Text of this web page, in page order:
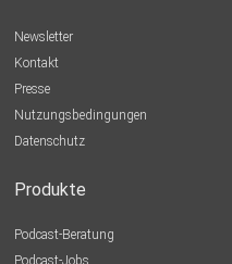
Newsletter
Kontakt
Presse
Nutzungsbedingungen
Datenschutz
Produkte
Podcast-Beratung
Podcast-Jobs